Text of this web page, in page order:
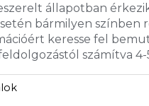
állapotban
bármilyen
keresse fel
számítva 4-